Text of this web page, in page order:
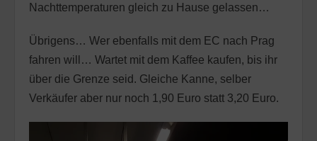
Nachttemperaturen gleich zu Hause gelassen…
Übrigens… Wer ebenfalls mit dem EC nach Prag
fahren will… Wartet mit dem Kaffee kaufen, bis ihr
über die Grenze seid. Gleiche Kanne, selber
Verkäufer aber nur noch 1,90 Euro statt 3,20 Euro.